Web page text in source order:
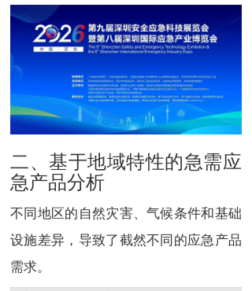
二、基于地域特性的急需应
急产品分析
不同地区的自然灾害、气候条件和基础
设施差异，导致了截然不同的应急产品
需求。